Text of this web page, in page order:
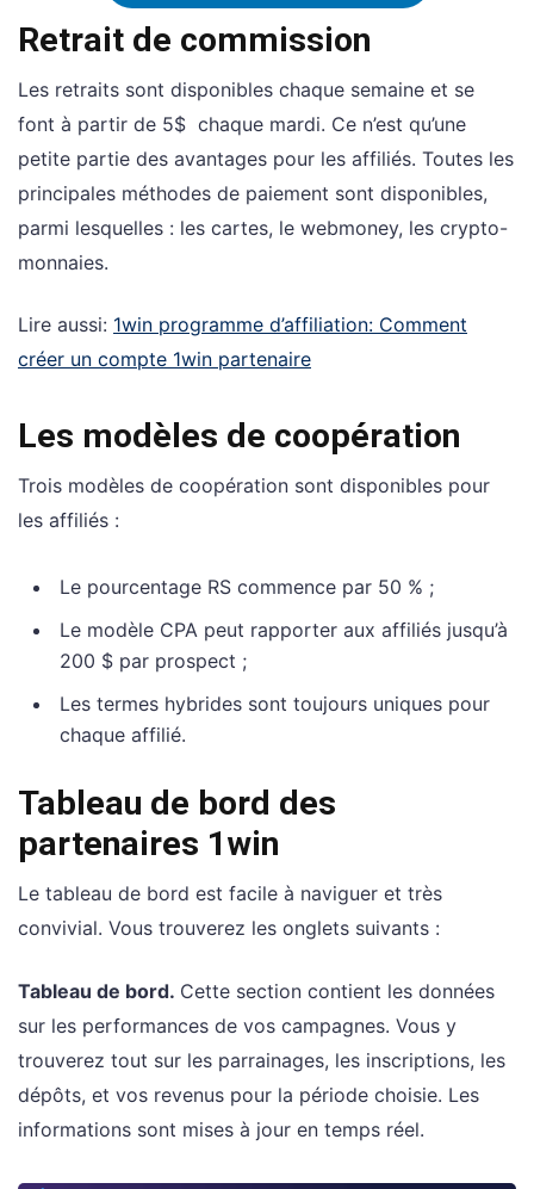
Retrait de commission
Les retraits sont disponibles chaque semaine et se
font à partir de 5$ chaque mardi. Ce n’est qu’une
petite partie des avantages pour les affiliés. Toutes les
principales méthodes de paiement sont disponibles,
parmi lesquelles : les cartes, le webmoney, les crypto-
monnaies.
Lire aussi: 1win programme d’affiliation: Comment
créer un compte 1win partenaire
Les modèles de coopération
Trois modèles de coopération sont disponibles pour
les affiliés :
Le pourcentage RS commence par 50 % ;
Le modèle CPA peut rapporter aux affiliés jusqu’à
200 $ par prospect ;
Les termes hybrides sont toujours uniques pour
chaque affilié.
Tableau de bord des
partenaires 1win
Le tableau de bord est facile à naviguer et très
convivial. Vous trouverez les onglets suivants :
Tableau de bord. Cette section contient les données
sur les performances de vos campagnes. Vous y
trouverez tout sur les parrainages, les inscriptions, les
dépôts, et vos revenus pour la période choisie. Les
informations sont mises à jour en temps réel.